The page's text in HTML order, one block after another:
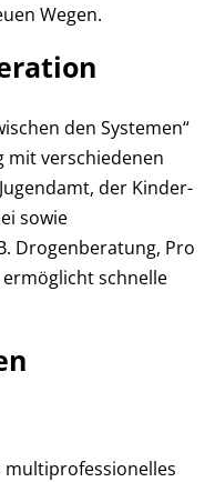
Wegen.
den Systemen“
mit verschiedenen
der Kinder-
sowie
Drogenberatung, Pro
ermöglicht schnelle